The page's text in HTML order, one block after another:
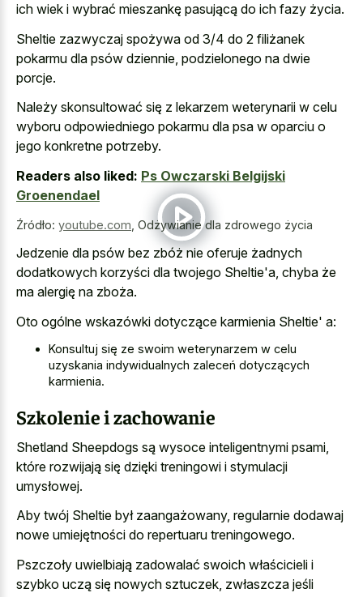
ich wiek i wybrać mieszankę pasującą do ich fazy życia.
Sheltie zazwyczaj spożywa od 3/4 do 2 filiżanek
pokarmu dla psów dziennie, podzielonego na dwie
porcje.
Należy skonsultować się z lekarzem weterynarii w celu
wyboru odpowiedniego pokarmu dla psa w oparciu o
jego konkretne potrzeby.
Readers also liked: Ps Owczarski Belgijski
Groenendael
Źródło: youtube.com Odżywianie dla zdrowego życia
Jedzenie dla psów bez zbóż nie oferuje żadnych
dodatkowych korzyści dla twojego Sheltie'a, chyba że
ma alergię na zboża.
Oto ogólne wskazówki dotyczące karmienia Sheltie' a:
Konsultuj się ze swoim weterynarzem w celu
uzyskania indywidualnych zaleceń dotyczących
karmienia.
Szkolenie i zachowanie
Shetland Sheepdogs są wysoce inteligentnymi psami,
które rozwijają się dzięki treningowi i stymulacji
umysłowej.
Aby twój Sheltie był zaangażowany, regularnie dodawaj
nowe umiejętności do repertuaru treningowego.
Pszczoły uwielbiają zadowalać swoich właścicieli i
szybko uczą się nowych sztuczek, zwłaszcza jeśli